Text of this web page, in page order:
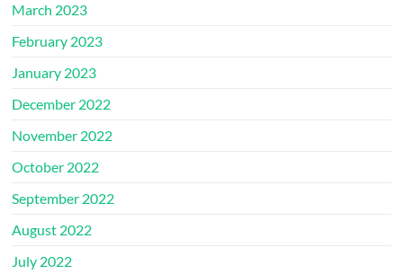
March 2023
February 2023
January 2023
December 2022
November 2022
October 2022
September 2022
August 2022
July 2022